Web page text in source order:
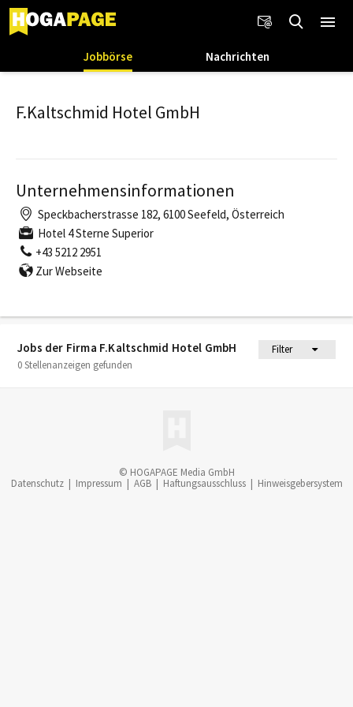
Jobbörse Nachrichten
Jobs der Firma F.Kaltschmid Hotel GmbH
Filter
0 Stellenanzeigen gefunden
F.Kaltschmid Hotel GmbH
Unternehmensinformationen
Speckbacherstrasse 182, 6100 Seefeld, Österreich
Hotel 4 Sterne Superior
+43 5212 2951
Zur Webseite
© HOGAPAGE Media GmbH
Datenschutz | Impressum | AGB | Haftungsausschluss | Hinweisgebersystem